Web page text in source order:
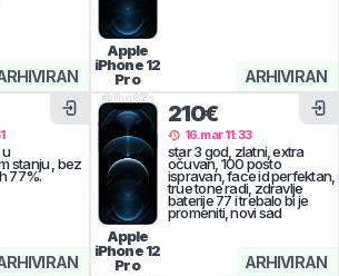
ARHIVIRAN
Apple
iPhone 12
Pro
u
stanju , bez
77%.
ARHIVIRAN
#b1lhxp858s
Apple
iPhone 12
Pro
210€
16.mar 11:33
star 3 god, zlatni, extra
očuvan, 100 posto
ispravan, face id perfektan,
true tone radi, zdravlje
baterije 77 i trebalo bi je
promeniti, novi sad